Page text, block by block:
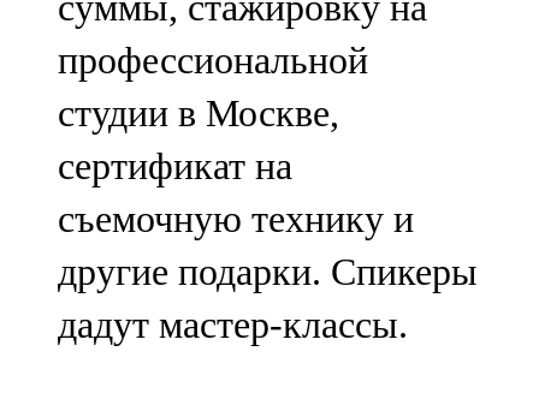
профессиональной
студии в Москве,
сертификат на
съемочную технику и
другие подарки. Спикеры
дадут мастер-классы.